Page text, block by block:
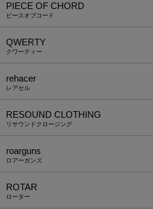
PIECE OF CHORD
ピースオブコード
QWERTY
クワーティー
rehacer
レアセル
RESOUND CLOTHING
リサウンドクロージング
roarguns
ロアーガンズ
ROTAR
ローター